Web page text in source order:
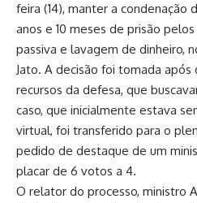
feira (14), manter a condenação
anos e 10 meses de prisão
passiva e lavagem de dinheiro,
Jato. A decisão foi tomada
recursos da defesa, que
caso, que inicialmente estava
virtual, foi transferido para o
pedido de destaque de um
placar de 6 votos a 4.
O relator do processo, ministro